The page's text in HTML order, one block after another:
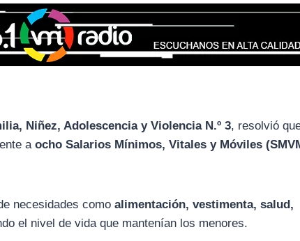
Niñez,AdolescenciayViolencia N.º3, resolvió
aochoSalarios Mínimos,Vitalesy Móviles (
necesidadescomoalimentación,vestimenta,salud,
el niveldevidaque mantenían los menores.